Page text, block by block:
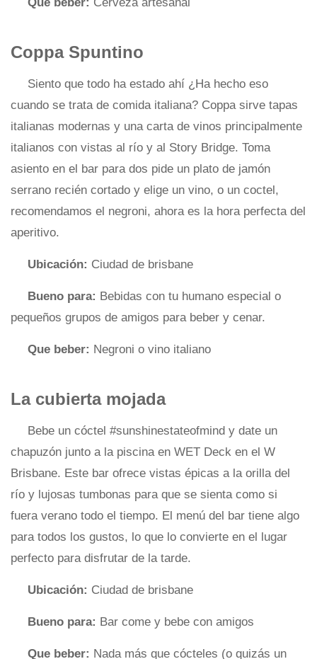
Coppa Spuntino
Siento que todo ha estado ahí ¿Ha hecho eso
cuando se trata de comida italiana? Coppa sirve tapas
italianas modernas y una carta de vinos principalmente
italianos con vistas al río y al Story Bridge. Toma
asiento en el bar para dos pide un plato de jamón
serrano recién cortado y elige un vino, o un coctel,
recomendamos el negroni, ahora es la hora perfecta del
aperitivo.
Ubicación: Ciudad de brisbane
Bueno para: Bebidas con tu humano especial o
pequeños grupos de amigos para beber y cenar.
Que beber: Negroni o vino italiano
La cubierta mojada
Bebe un cóctel #sunshinestateofmind y date un
chapuzón junto a la piscina en WET Deck en el W
Brisbane. Este bar ofrece vistas épicas a la orilla del
río y lujosas tumbonas para que se sienta como si
fuera verano todo el tiempo. El menú del bar tiene algo
para todos los gustos, lo que lo convierte en el lugar
perfecto para disfrutar de la tarde.
Ubicación: Ciudad de brisbane
Bueno para: Bar come y bebe con amigos
Que beber: Nada más que cócteles (o quizás un